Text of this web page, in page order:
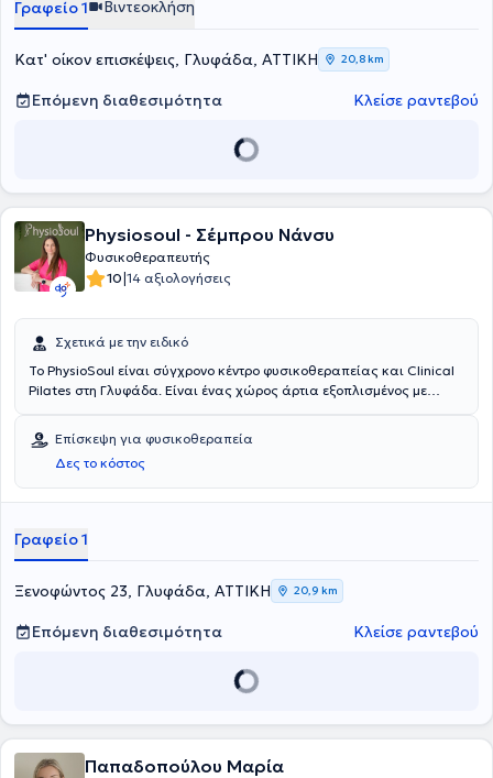
επιμόρφωση. Διακρίνεται για την αποτελεσματική επικοινωνία, την
κάθε ηλικίας μέσω πρόληψης, εκπαίδευσης και υποστήριξης στην
Γραφείο 1 Βιντεοκλήση
Κατ' οίκον επισκέψεις, Γλυφάδα, ΑΤΤΙΚΗ 20,8 km
Επόμενη διαθεσιμότητα Κλείσε ραντεβού
Physiosoul - Σέμπρου Νάνσυ
Φυσικοθεραπευτής
10|14 αξιολογήσεις
Σχετικά με την ειδικό
Το PhysioSoul είναι σύγχρονο κέντρο φυσικοθεραπείας και Clinical
Pilates στη Γλυφάδα. Είναι ένας χώρος άρτια εξοπλισμένος με
Νάνσυ είναι απόφοιτη του Τμήματος Φυσικοθεραπείας του
Αλεξάνδρειου Τεχνολογικού Ιδρύματος Θεσσαλονίκης. Εν συνεχεία,
μετεκπαιδεύτηκε στο Manual Therapy. Παρέχει όλη την απαραίτητη
εκπαίδευση στις πιο εξειδικευμένες θεραπείες αποκατάστασης σε
όποτε το πρόγραμμα είναι εξατομικευμένο για τον εκάστοτε ασθενή.
Στο κέντρο παρέχονται ακόμα οι υπηρεσίες Personal Training,
Επίσκεψη για φυσικοθεραπεία
Δες το κόστος
Γραφείο 1
Ξενοφώντος 23, Γλυφάδα, ΑΤΤΙΚΗ 20,9 km
Επόμενη διαθεσιμότητα Κλείσε ραντεβού
Παπαδοπούλου Μαρία